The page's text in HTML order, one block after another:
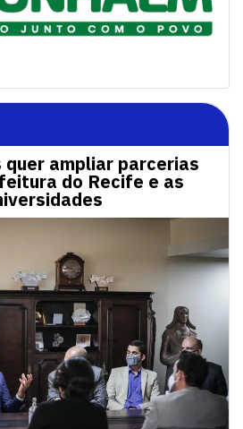
quer ampliar parcerias
do Recife e as